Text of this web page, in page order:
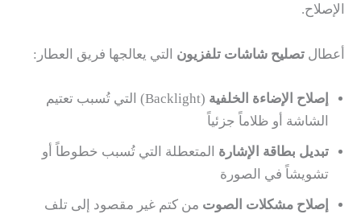
الإصلاح.
أعطال تصليح شاشات تلفزيون التي يعالجها فريق العطار:
إصلاح الإضاءة الخلفية
(Backlight) التي تُسبب تعتيم
الشاشة أو ظلاماً جزئياً
تبديل بطاقة الإشارة المتعطلة التي تُسبب خطوطاً أو
تشويشاً في الصورة
إصلاح مشكلات الصوت من كتم غير مقصود إلى تلف